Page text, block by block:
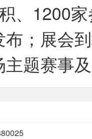
、1200
；展会
主题赛事